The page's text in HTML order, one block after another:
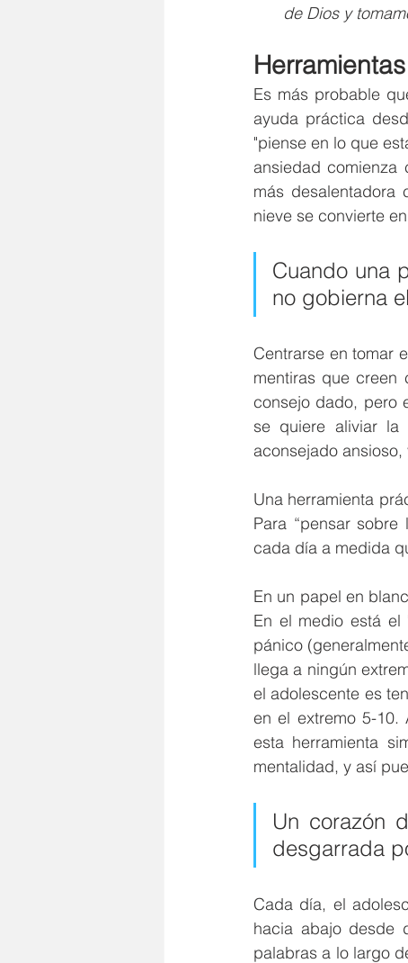
de Dios y
Es más probable
ayuda práctica
"piense en lo que
ansiedad comienza
más desalentadora
nieve se convierte
Cuando una
no gobierna
Centrarse en tomar
mentiras que creen
consejo dado, pero
se quiere aliviar la
aconsejado
Una herramienta
Para “pensar
cada día a medida
En un papel en
En el medio está el
pánico
llega a ningún
el adolescente es
en el extremo 5-10.
esta herramienta
mentalidad, y así
Un corazón
desgarrada
Cada día, el
hacia abajo desde
palabras a lo largo